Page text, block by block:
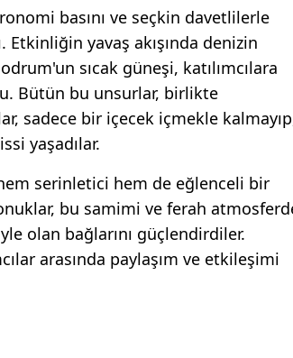
basını ve seçkin davetlilerle
yavaş akışında denizin
sıcak güneşi, katılımcılara
Bütün bu unsurlar, birlikte
sadece bir içecek içmekle
yaşadılar.
serinletici hem de eğlenceli bir
bu samimi ve ferah
olan bağlarını güçlendirdiler.
arasında paylaşım ve etkileşimi